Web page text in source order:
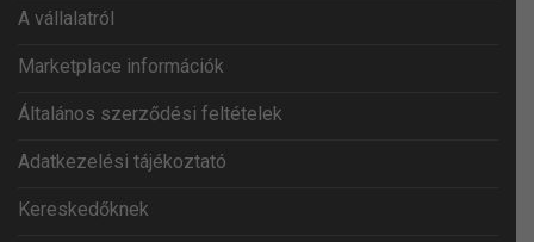
A vállalatról
Marketplace információk
Általános szerződési feltételek
Adatkezelési tájékoztató
Kereskedőknek